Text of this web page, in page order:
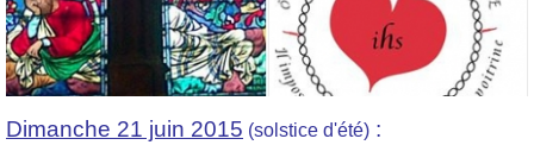
Dimanche 21 juin 2015 (solstice d'été) :